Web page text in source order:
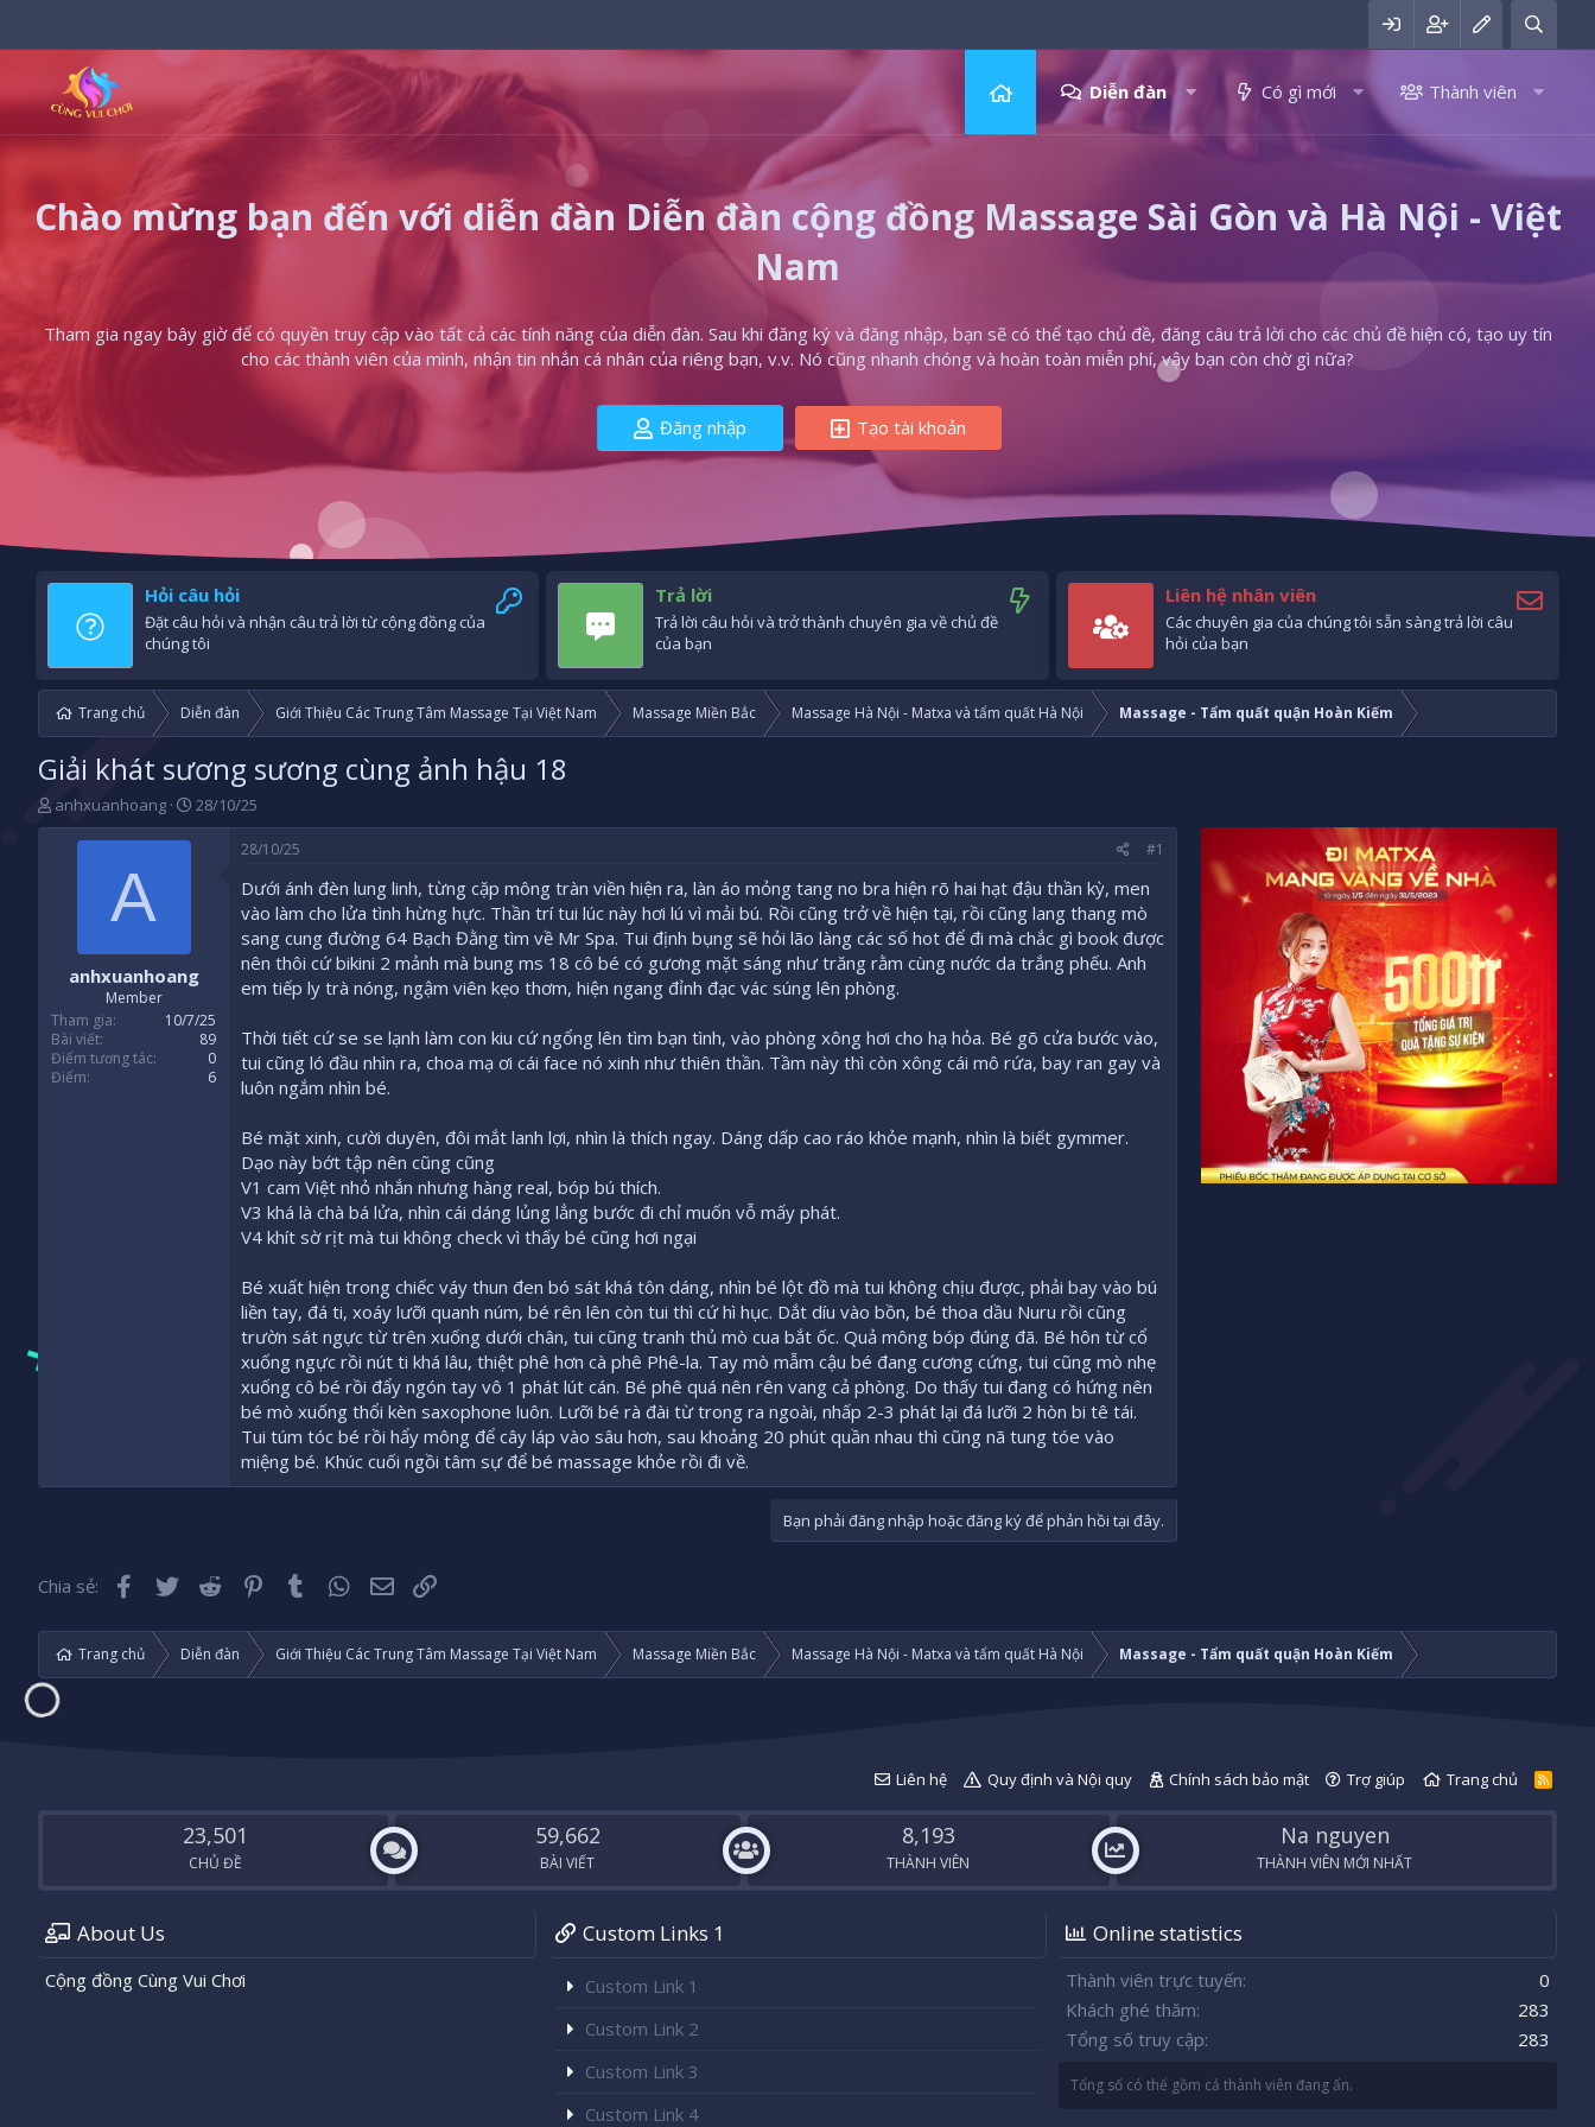
Diễn đàn Có gì mới Thành viên
Chào mừng bạn đến với diễn đàn Diễn đàn cộng đồng Massage Sài Gòn và Hà Nội - Việt
Nam
Tham gia ngay bây giờ để có quyền truy cập vào tất cả các tính năng của diễn đàn. Sau khi đăng ký và đăng nhập, bạn sẽ có thể tạo chủ đề, đăng câu trả lời cho các chủ đề hiện có, tạo uy tín
cho các thành viên của mình, nhận tin nhắn cá nhân của riêng bạn, v.v. Nó cũng nhanh chóng và hoàn toàn miễn phí, vậy bạn còn chờ gì nữa?
Đăng nhập Tạo tài khoản
Hỏi câu hỏi
Đặt câu hỏi và nhận câu trả lời từ cộng đồng của
chúng tôi
Trả lời
Trả lời câu hỏi và trở thành chuyên gia về chủ đề
của bạn
Liên hệ nhân viên
Các chuyên gia của chúng tôi sẵn sàng trả lời câu
hỏi của bạn
Trang chủ Diễn đàn Giới Thiệu Các Trung Tâm Massage Tại Việt Nam Massage Miền Bắc Massage Hà Nội - Matxa và tẩm quất Hà Nội Massage - Tẩm quất quận Hoàn Kiếm
Giải khát sương sương cùng ảnh hậu 18
B
ắ
anhxuanhoang
N
g
ầ
28/10/25
A
anhxuanhoang
Member
Tham gia
10/7/25
Bài viết
89
Điểm tương tác
0
Điểm
6
28/10/25 #1
Dưới ánh đèn lung linh, từng cặp mông tràn viền hiện ra, làn áo mỏng tang no bra hiện rõ hai hạt đậu thần kỳ, men
vào làm cho lửa tình hừng hực. Thần trí tui lúc này hơi lú vì mải bú. Rồi cũng trở về hiện tại, rồi cũng lang thang mò
sang cung đường 64 Bạch Đằng tìm về Mr Spa. Tui định bụng sẽ hỏi lão làng các số hot để đi mà chắc gì book được
nên thôi cứ bikini 2 mảnh mà bung ms 18 cô bé có gương mặt sáng như trăng rằm cùng nước da trắng phếu. Anh
em tiếp ly trà nóng, ngậm viên kẹo thơm, hiện ngang đỉnh đạc vác súng lên phòng.
Thời tiết cứ se se lạnh làm con kiu cứ ngổng lên tìm bạn tình, vào phòng xông hơi cho hạ hỏa. Bé gõ cửa bước vào,
tui cũng ló đầu nhìn ra, choa mạ ơi cái face nó xinh như thiên thần. Tầm này thì còn xông cái mô rứa, bay ran gay và
luôn ngắm nhìn bé.
Bé mặt xinh, cười duyên, đôi mắt lanh lợi, nhìn là thích ngay. Dáng dấp cao ráo khỏe mạnh, nhìn là biết gymmer.
Dạo này bớt tập nên cũng cũng
V1 cam Việt nhỏ nhắn nhưng hàng real, bóp bú thích.
V3 khá là chà bá lửa, nhìn cái dáng lủng lẳng bước đi chỉ muốn vỗ mấy phát.
V4 khít sờ rịt mà tui không check vì thấy bé cũng hơi ngại
Bé xuất hiện trong chiếc váy thun đen bó sát khá tôn dáng, nhìn bé lột đồ mà tui không chịu được, phải bay vào bú
liền tay, đá ti, xoáy lưỡi quanh núm, bé rên lên còn tui thì cứ hì hục. Dắt díu vào bồn, bé thoa dầu Nuru rồi cũng
trườn sát ngực từ trên xuống dưới chân, tui cũng tranh thủ mò cua bắt ốc. Quả mông bóp đúng đã. Bé hôn từ cổ
xuống ngực rồi nút ti khá lâu, thiệt phê hơn cà phê Phê-la. Tay mò mẫm cậu bé đang cương cứng, tui cũng mò nhẹ
xuống cô bé rồi đẩy ngón tay vô 1 phát lút cán. Bé phê quá nên rên vang cả phòng. Do thấy tui đang có hứng nên
bé mò xuống thổi kèn saxophone luôn. Lưỡi bé rà đài từ trong ra ngoài, nhấp 2-3 phát lại đá lưỡi 2 hòn bi tê tái.
Tui túm tóc bé rồi hẩy mông để cây láp vào sâu hơn, sau khoảng 20 phút quần nhau thì cũng nã tung tóe vào
miệng bé. Khúc cuối ngồi tâm sự để bé massage khỏe rồi đi về.
Bạn phải đăng nhập hoặc đăng ký để phản hồi tại đây.
Chia sẻ: Facebook
Twitter Reddit Pinterest
Tumblr WhatsApp
Email
Trang chủ Diễn đàn Giới Thiệu Các Trung Tâm Massage Tại Việt Nam Massage Miền Bắc Massage Hà Nội - Matxa và tẩm quất Hà Nội Massage - Tẩm quất quận Hoàn Kiếm
Liên hệ Quy định và Nội quy Chính sách bảo mật Trợ giúp Trang chủ
R
S
23,501
CHỦ ĐỀ
59,662
BÀI VIẾT
8,193
THÀNH VIÊN
Na nguyen
THÀNH VIÊN MỚI NHẤT
About Us
Cộng đồng Cùng Vui Chơi
Custom Links 1
Custom Link 1
Custom Link 2
Custom Link 3
Custom Link 4
Online statistics
Thành viên trực tuyến
0
Khách ghé thăm
283
Tổng số truy cập
283
Tổng số có thể gồm cả thành viên đang ẩn.